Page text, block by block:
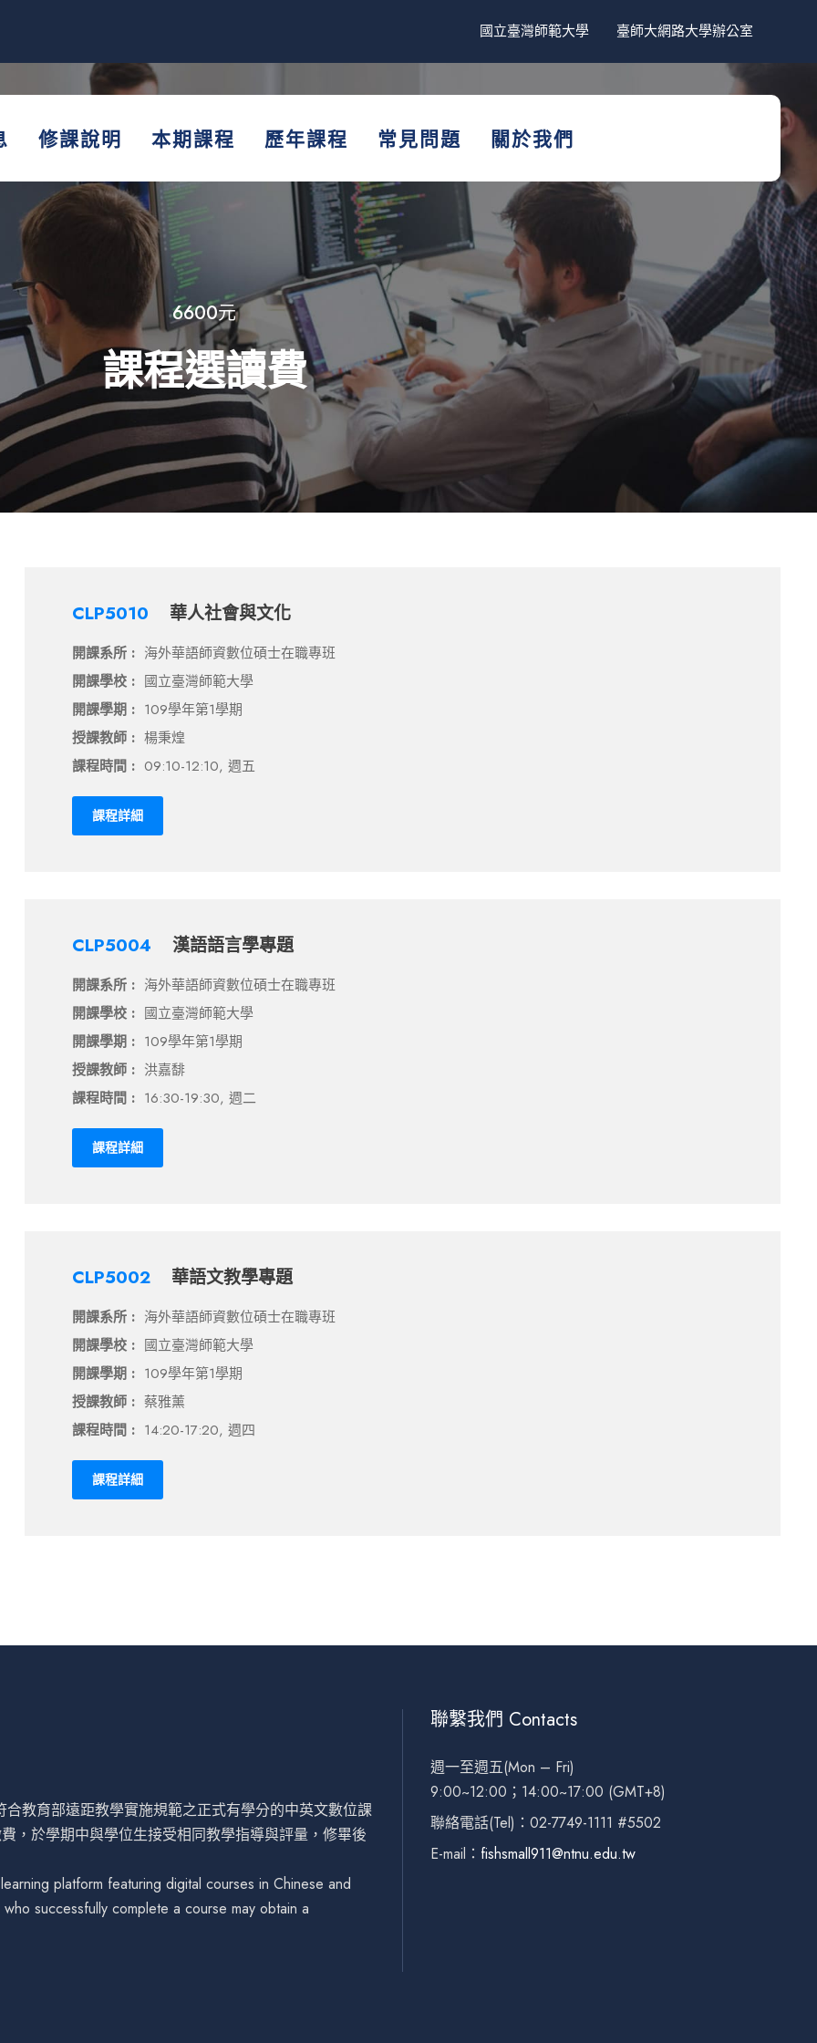
國立臺灣師範大學 臺師大網路大學辦公室
修課說明 本期課程 歷年課程 常見問題 關於我們
6600元
課程選讀費
CLP5010 華人社會與文化
開課系所 : 海外華語師資數位碩士在職專班
開課學校 : 國立臺灣師範大學
開課學期 : 109學年第1學期
授課教師 : 楊秉煌
課程時間 : 09:10-12:10, 週五
課程詳細
CLP5004 漢語語言學專題
開課系所 : 海外華語師資數位碩士在職專班
開課學校 : 國立臺灣師範大學
開課學期 : 109學年第1學期
授課教師 : 洪嘉馡
課程時間 : 16:30-19:30, 週二
課程詳細
CLP5002 華語文教學專題
開課系所 : 海外華語師資數位碩士在職專班
開課學校 : 國立臺灣師範大學
開課學期 : 109學年第1學期
授課教師 : 蔡雅薰
課程時間 : 14:20-17:20, 週四
課程詳細
教育部遠距教學實施規範之正式有學分的中英文數位課
，於學期中與學位生接受相同教學指導與評量，修畢後
platform featuring digital courses in Chinese and
successfully complete a course may obtain a
聯繫我們 Contacts
週一至週五(Mon – Fri)
9:00~12:00；14:00~17:00 (GMT+8)
聯絡電話(Tel)：02-7749-1111 #5502
E-mail： fishsmall911@ntnu.edu.tw